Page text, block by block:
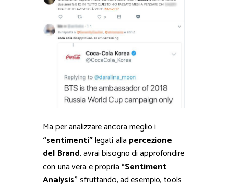
Ma per analizzare ancora meglio i
“sentimenti”legati alla percezione
del Brand, avrai bisogno di approfondire
con una vera e propria “Sentiment
Analysis”sfruttando, ad esempio, tools